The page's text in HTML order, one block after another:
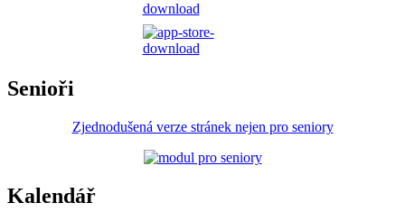
Senioři
Zjednodušená verze stránek nejen pro seniory
Kalendář